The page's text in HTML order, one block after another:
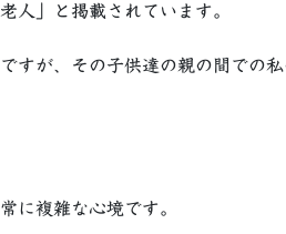
人」と掲載されています。
すが、その子供達の親の間での
に複雑な心境です。